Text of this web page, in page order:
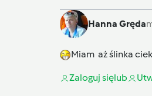
Hanna Gręda
Miam aż ślinka
Zaloguj sięlub